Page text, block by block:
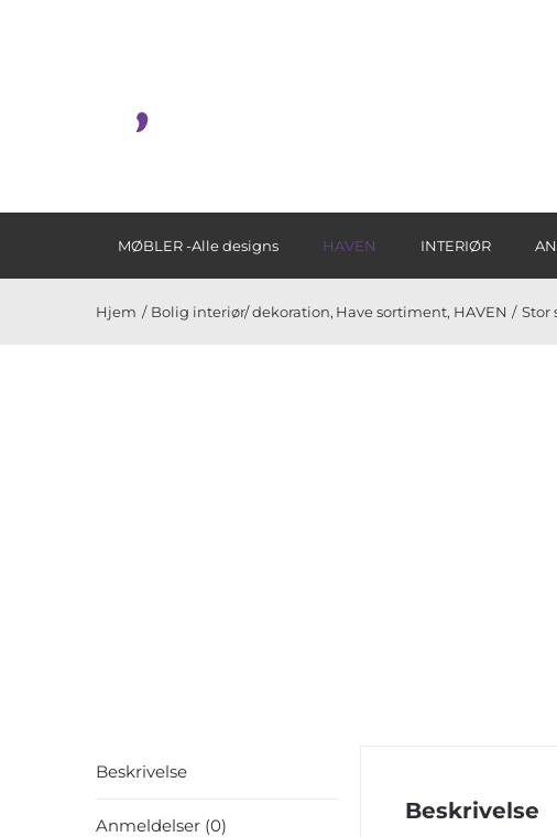
MØBLER -Alle designs HAVEN INTERIØR
Hjem Bolig interiør/ dekoration Have sortiment HAVEN Stor
Beskrivelse
Anmeldelser (0)
Beskrivelse